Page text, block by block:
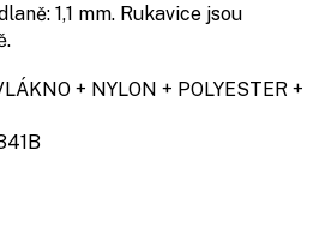
1,1 mm. Rukavice jsou
+ NYLON + POLYESTER +